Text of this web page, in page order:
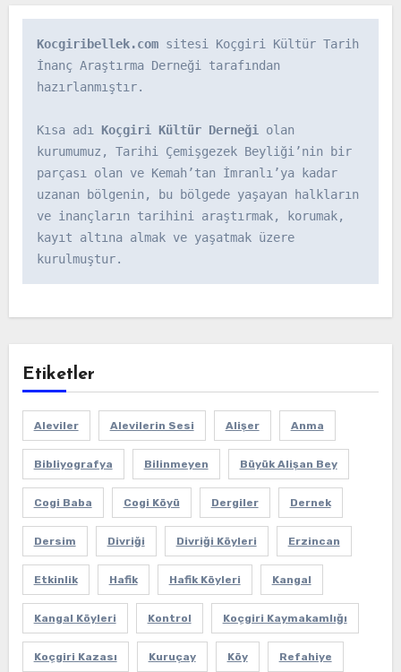
Kocgiribellek.com sitesi Koçgiri Kültür Tarih
İnanç Araştırma Derneği tarafından
hazırlanmıştır.
Kısa adı Koçgiri Kültür Derneği olan
kurumumuz, Tarihi Çemişgezek Beyliği’nin bir
parçası olan ve Kemah’tan İmranlı’ya kadar
uzanan bölgenin, bu bölgede yaşayan halkların
ve inançların tarihini araştırmak, korumak,
kayıt altına almak ve yaşatmak üzere
kurulmuştur.
Etiketler
Aleviler Alevilerin Sesi Alişer Anma
Bibliyografya Bilinmeyen Büyük Alişan Bey
Cogi Baba Cogi Köyü Dergiler Dernek
Dersim Divriği Divriği Köyleri Erzincan
Etkinlik Hafik Hafik Köyleri Kangal
Kangal Köyleri Kontrol Koçgiri Kaymakamlığı
Koçgiri Kazası Kuruçay Köy Refahiye